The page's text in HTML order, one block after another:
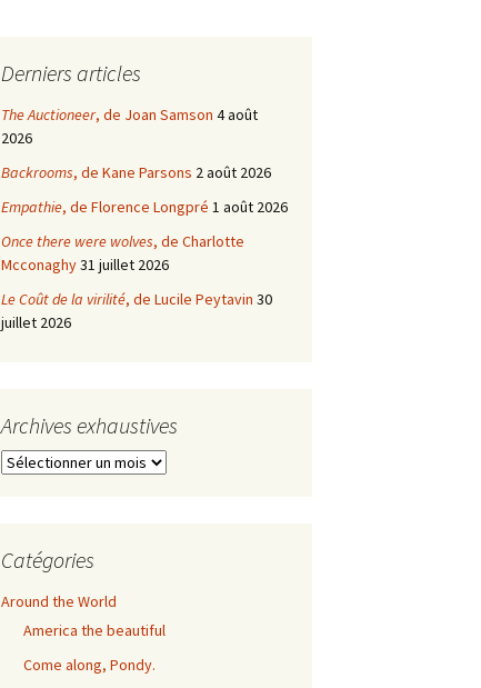
Derniers articles
The Auctioneer, de Joan Samson 4 août
2026
Backrooms, de Kane Parsons 2 août 2026
Empathie, de Florence Longpré 1 août 2026
Once there were wolves, de Charlotte
Mcconaghy31 juillet 2026
Le Coût de la virilité, de Lucile Peytavin 30
juillet 2026
Archives exhaustives
Archives
Catégories
Around the World
America the beautiful
Come along, Pondy.